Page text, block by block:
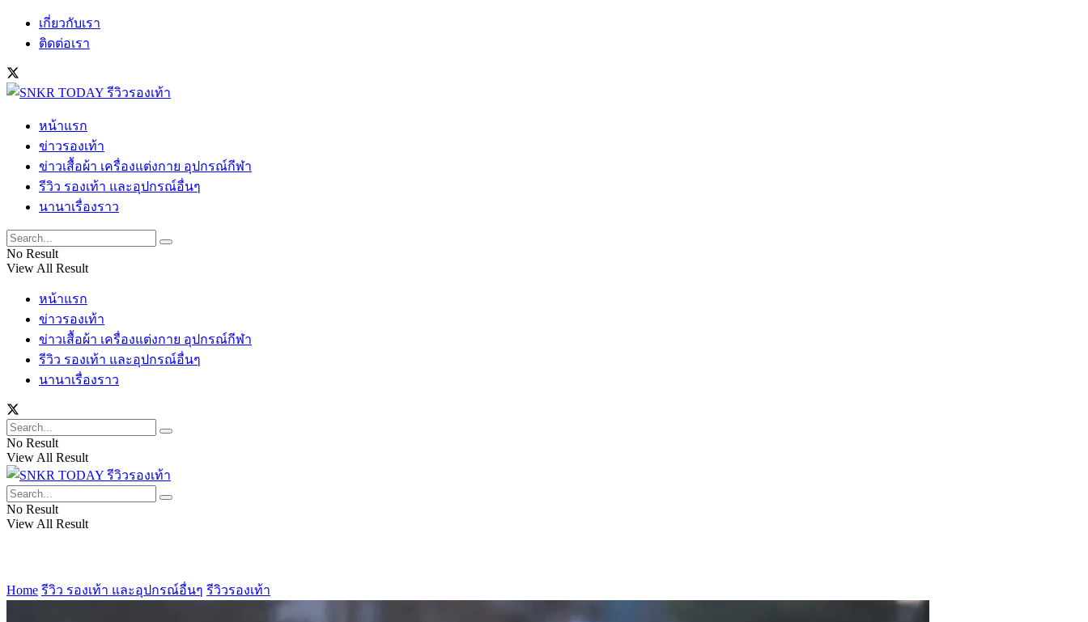
เกี่ยวกับเรา
ติดต่อเรา
หน้าแรก
ข่าวรองเท้า
ข่าวเสื้อผ้า เครื่องแต่งกาย อุปกรณ์กีฬา
รีวิว รองเท้า และอุปกรณ์อื่นๆ
นานาเรื่องราว
No Result
View All Result
หน้าแรก
ข่าวรองเท้า
ข่าวเสื้อผ้า เครื่องแต่งกาย อุปกรณ์กีฬา
รีวิว รองเท้า และอุปกรณ์อื่นๆ
นานาเรื่องราว
No Result
View All Result
No Result
View All Result
Home รีวิว รองเท้า และอุปกรณ์อื่นๆ รีวิวรองเท้า